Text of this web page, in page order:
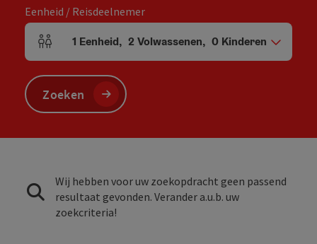
Eenheid / Reisdeelnemer
Aantal eenheden en persoonsvelden
1 Eenheid, 2 Volwassenen, 0 Kinderen
Zoeken
Wij hebben voor uw zoekopdracht geen passend
resultaat gevonden. Verander a.u.b. uw
zoekcriteria!